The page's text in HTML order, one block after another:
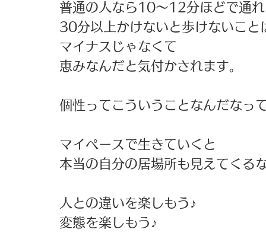
普通の人なら10〜12分ほどで通
30分以上かけないと歩けないこ
マイナスじゃなくて
恵みなんだと気付かされます。
個性ってこういうことなんだなっ
マイペースで生きていくと
本当の自分の居場所も見えてくる
人との違いを楽しもう♪
変態を楽しもう♪